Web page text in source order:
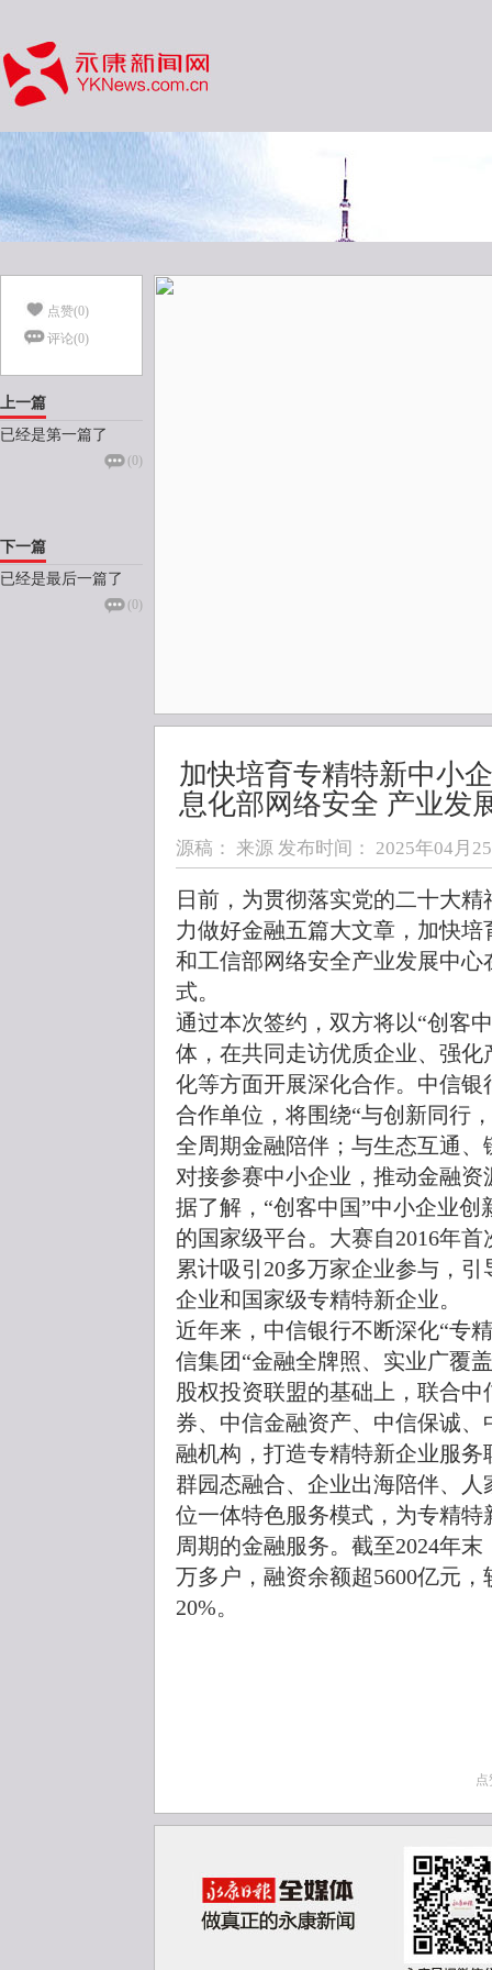
点赞(0)
评论(0)
上一篇
已经是第一篇了
(0)
下一篇
已经是最后一篇了
(0)
加快培育专精特新中小
息化部网络安全 产业发
源稿： 来源 发布时间： 2025年04月
日前，为贯彻落实党的二十大
力做好金融五篇大文章，加快
和工信部网络安全产业发展中
式。
通过本次签约，双方将以“创客
体，在共同走访优质企业、强
化等方面开展深化合作。中信
合作单位，将围绕“与创新同行
全周期金融陪伴；与生态互通
对接参赛中小企业，推动金融
据了解，“创客中国”中小企业
的国家级平台。大赛自2016年
累计吸引20多万家企业参与，
企业和国家级专精特新企业。
近年来，中信银行不断深化“专
信集团“金融全牌照、实业广覆
股权投资联盟的基础上，联合
券、中信金融资产、中信保诚
融机构，打造专精特新企业服
群园态融合、企业出海陪伴、
位一体特色服务模式，为专精
周期的金融服务。截至2024年
万多户，融资余额超5600亿元
20%。
点